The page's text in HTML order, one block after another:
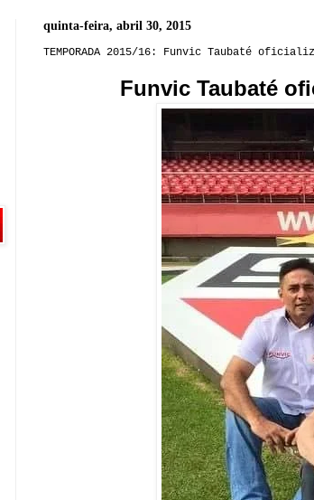
quinta-feira, abril 30, 2015
TEMPORADA 2015/16: Funvic Taubaté
Funvic Taubaté